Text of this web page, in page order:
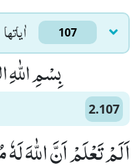
اٰياتها 107
بِسْمِ
2.107
اَلَمْ تَعْلَمْ اَنَّ اللّٰهَ